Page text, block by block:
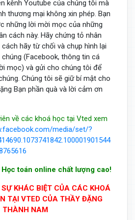
kênh Youtube của chúng tôi mà
thương mại không xin phép. Bạn
những lời mời mọc của những
cách này. Hãy chứng tỏ nhân
hãy từ chối và chụp hình lại
(Facebook, thông tin cá
mọc) và gửi cho chúng tôi để
Chúng tôi sẽ giữ bí mật cho
Bạn phần quà và lời cảm ơn
về các khoá học tại Vted xem
media/set/?
toán online chất lượng cao!
KHÁC BIỆT CỦA CÁC KHOÁ
TẠI VTED CỦA THẦY ĐẶNG
THÀNH NAM